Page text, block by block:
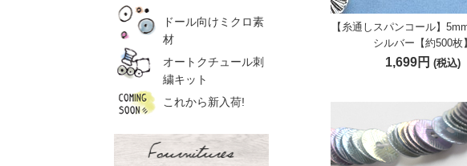
【糸通しスパンコール】
シルバー【約500枚】
1,699円 (税込)
ドール向けミクロ素
材
オートクチュール刺
繍キット
これから新入荷!